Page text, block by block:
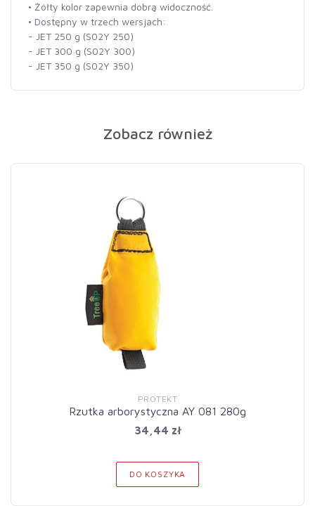
• Żółty kolor zapewnia dobrą widoczność.
• Dostępny w trzech wersjach:
- JET 250 g (S02Y 250)
- JET 300 g (S02Y 300)
- JET 350 g (S02Y 350)
Zobacz również
PROTEKT
Rzutka arborystyczna AY 081 280g
34,44 zł
DO KOSZYKA